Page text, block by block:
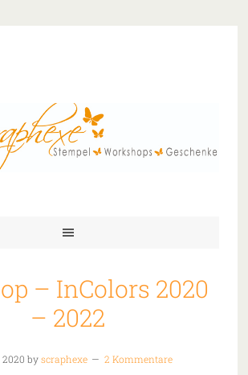
– InColors 2020
– 2022
byscraphexe 2 Kommentare